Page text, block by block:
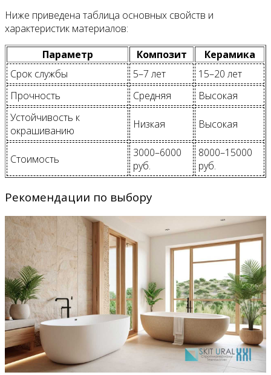
Ниже приведена таблица основных свойств и
характеристик материалов:
Параметр
Композит
Керамика
Срок службы
5–7 лет
15–20 лет
Прочность
Средняя
Высокая
Устойчивость к
окрашиванию
Низкая Высокая
Стоимость
3000–6000
руб.
8000–15000
руб.
Рекомендации по выбору